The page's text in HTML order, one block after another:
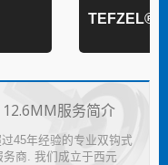
TEFZEL®
服务简介
45年经验的专业双钩式
商. 我们成立于西元